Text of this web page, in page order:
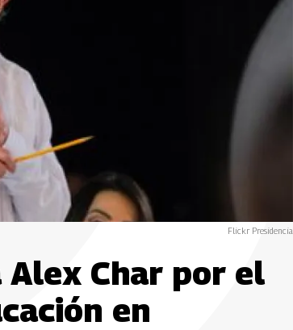
Flickr Presidencia
Char por el
en